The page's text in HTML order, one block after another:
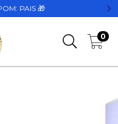
PAIS 🎁
0